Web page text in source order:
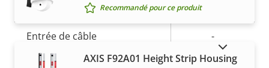
le vandalisme
Entrée de câble -
Conçu pour être repeint –
Recommandé pour ce produit
AXIS F92A01 Height Strip Housing